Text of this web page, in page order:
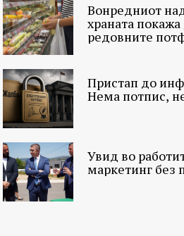
Вонредниот
храната покажа
редовните
Пристап до
Нема потпис,
Увид во
маркетинг без